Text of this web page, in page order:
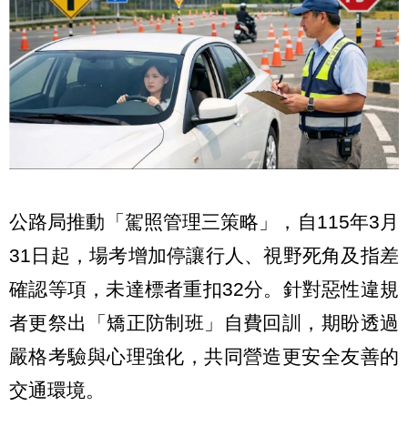
公路局推動「駕照管理三策略」，自115年3月
31日起，場考增加停讓行人、視野死角及指差
確認等項，未達標者重扣32分。針對惡性違規
者更祭出「矯正防制班」自費回訓，期盼透過
嚴格考驗與心理強化，共同營造更安全友善的
交通環境。